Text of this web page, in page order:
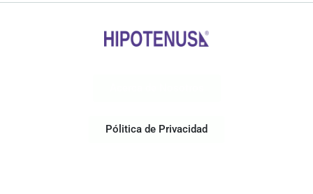
Pólitica de Privacidad